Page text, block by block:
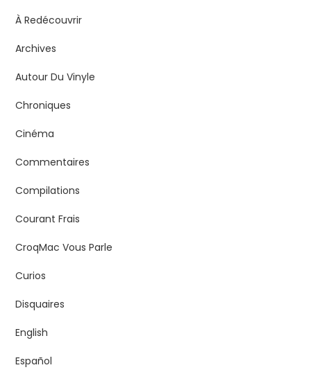
À Redécouvrir
Archives
Autour Du Vinyle
Chroniques
Cinéma
Commentaires
Compilations
Courant Frais
CroqMac Vous Parle
Curios
Disquaires
English
Español